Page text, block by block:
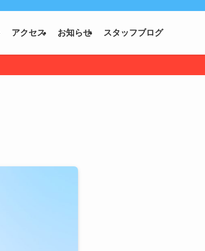
アクセス お知らせ スタッフブログ